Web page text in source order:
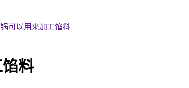
可以用来加工馅料
料